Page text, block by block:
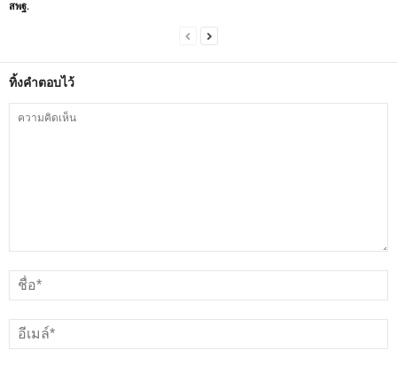
สพฐ.
ทิ้งคำตอบไว้